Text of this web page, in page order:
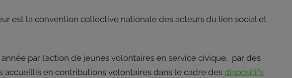
est la convention collective nationale des acteurs du lien social et
par l’action de jeunes volontaires en service civique, par des
accueillis en contributions volontaires dans le cadre des dispositifs